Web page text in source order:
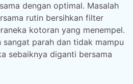
dengan optimal. Masalah
rutin bersihkan filter
kotoran yang menempel.
parah dan tidak mampu
sebaiknya diganti bersama